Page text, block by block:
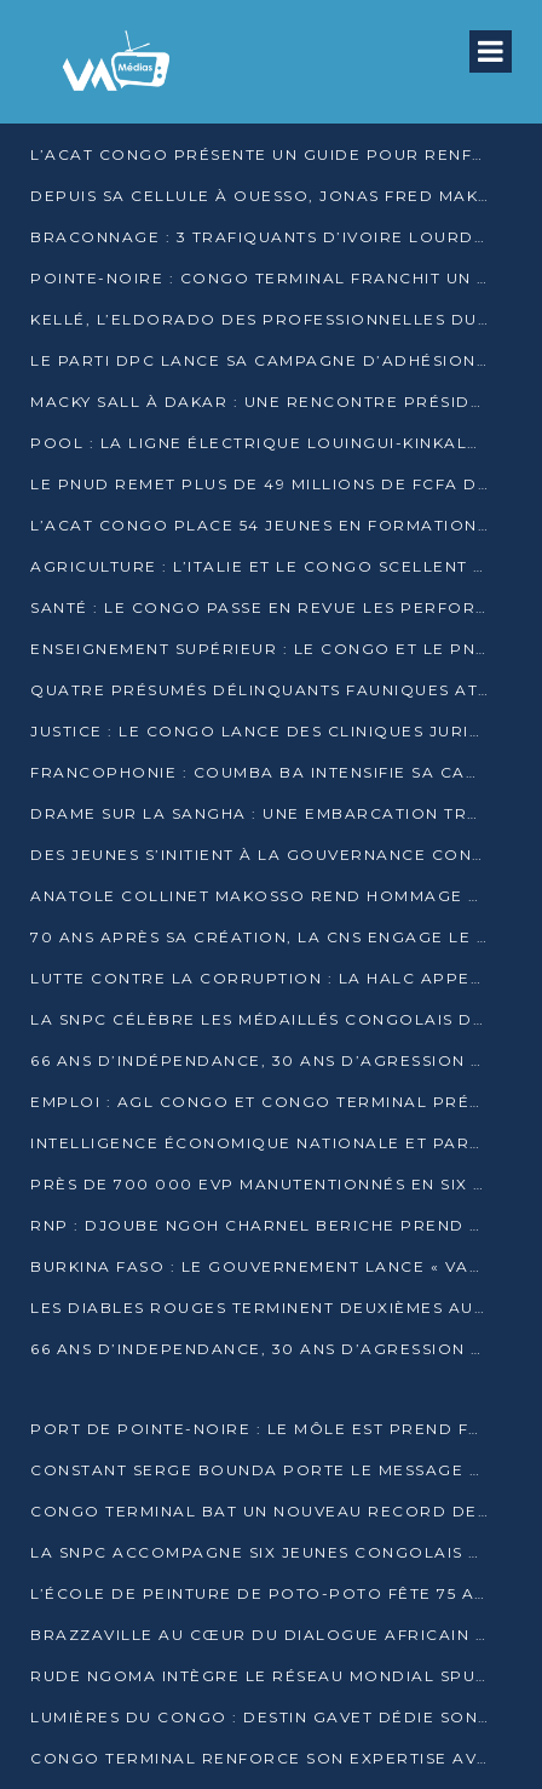
L’ACAT CONGO PRÉSENTE UN GUIDE POUR RENFORCER LES GARANTIES JUDICIAIRES EN GARDE À VUE
DEPUIS SA CELLULE À OUESSO, JONAS FRED MAKITA DÉNONCE CE QU’IL QUALIFIE DE DÉNI DE JUSTICE
BRACONNAGE : 3 TRAFIQUANTS D’IVOIRE LOURDEMENT CONDAMNÉS À DJAMBALA
POINTE-NOIRE : CONGO TERMINAL FRANCHIT UN CAP HISTORIQUE AVEC 99 MOUVEMENTS/HEURE
KELLÉ, L’ELDORADO DES PROFESSIONNELLES DU SEXE
LE PARTI DPC LANCE SA CAMPAGNE D’ADHÉSIONS ET VEUT STRUCTURER SA PRÉSENCE DANS LES 15 DÉPARTEMENTS
MACKY SALL À DAKAR : UNE RENCONTRE PRÉSIDENTIELLE QUI DIVISE L’OPINION SÉNÉGALAISE
POOL : LA LIGNE ÉLECTRIQUE LOUINGUI-KINKALA-BOKO MISE EN SERVICE
LE PNUD REMET PLUS DE 49 MILLIONS DE FCFA D’ÉQUIPEMENTS POUR ACCÉLÉRER LA NUMÉRISATION DU SYSTÈME DE SANTÉ
L’ACAT CONGO PLACE 54 JEUNES EN FORMATION PROFESSIONNELLE
AGRICULTURE : L’ITALIE ET LE CONGO SCELLENT UN PARTENARIAT POUR UNE PRODUCTION LOCALE DURABLE
SANTÉ : LE CONGO PASSE EN REVUE LES PERFORMANCES DE SES HÔPITAUX À MI-PARCOURS
ENSEIGNEMENT SUPÉRIEUR : LE CONGO ET LE PNUD VEULENT RAPPROCHER LA FORMATION UNIVERSITAIRE DES BESOINS DU MARCHÉ DE L’EMPLOI
QUATRE PRÉSUMÉS DÉLINQUANTS FAUNIQUES ATTENDUS DEVANT LA JUSTICE POUR TRAFIC D’IVOIRE
JUSTICE : LE CONGO LANCE DES CLINIQUES JURIDIQUES POUR RAPPROCHER LE DROIT DES CITOYENS
FRANCOPHONIE : COUMBA BA INTENSIFIE SA CAMPAGNE POUR LA SUCCESSION À LA TÊTE DE L’OIF
DRAME SUR LA SANGHA : UNE EMBARCATION TRANSPORTANT DES FIDÈLES DE « NZAMBÉ YA L’HUILE » FAIT NAUFRAGE À OUESSO
DES JEUNES S’INITIENT À LA GOUVERNANCE CONTINENTALE À BRAZZAVILLE
ANATOLE COLLINET MAKOSSO REND HOMMAGE À JEAN-PAUL PIGASSE
70 ANS APRÈS SA CRÉATION, LA CNS ENGAGE LE VIRAGE DE LA DIGITALISATION
LUTTE CONTRE LA CORRUPTION : LA HALC APPELLE À PASSER DES DISCOURS AUX ACTES
LA SNPC CÉLÈBRE LES MÉDAILLÉS CONGOLAIS DES OLYMPIADES PANAFRICAINES DE MATHÉMATIQUES 2026
66 ANS D’INDÉPENDANCE, 30 ANS D’AGRESSION RWANDAISE : 4 PRÉSIDENCES, UN ÉCHEC COLLECTIF
EMPLOI : AGL CONGO ET CONGO TERMINAL PRÉSÉLECTIONNENT PLUS DE 70 JEUNES À POINTE-NOIRE
INTELLIGENCE ÉCONOMIQUE NATIONALE ET PARTENARIATS INTERNATIONAUX : VERS UNE DOCTRINE SOUVERAINE DE SÉCURITÉ ÉCONOMIQUE
PRÈS DE 700 000 EVP MANUTENTIONNÉS EN SIX MOIS PAR CONGO TERMINAL
RNP : DJOUBE NGOH CHARNEL BERICHE PREND LES RÊNES DU PARTI
BURKINA FASO : LE GOUVERNEMENT LANCE « VACANCES UTILES 2026 » POUR FORMER LES ÉLÈVES À 15 MÉTIERS
LES DIABLES ROUGES TERMINENT DEUXIÈMES AU CHAMPIONNAT D’AFRIQUE ZONE 3
66 ANS D’INDEPENDANCE, 30 ANS D’AGRESSION RWAN DAISE : 4 PRESIDENCES, UN ECHEC COLLECTIF
PORT DE POINTE-NOIRE : LE MÔLE EST PREND FORME ET VISE LES GÉANTS DES MERS
CONSTANT SERGE BOUNDA PORTE LE MESSAGE DE COMPASSION DE DENIS SASSOU NGUESSO EN IRAN
CONGO TERMINAL BAT UN NOUVEAU RECORD DE PRODUCTIVITÉ AU PORT DE POINTE-NOIRE
LA SNPC ACCOMPAGNE SIX JEUNES CONGOLAIS AUX OLYMPIADES PANAFRICAINES DE MATHÉMATIQUES
L’ÉCOLE DE PEINTURE DE POTO-POTO FÊTE 75 ANS AU SERVICE DE L’ART CONGOLAIS
BRAZZAVILLE AU CŒUR DU DIALOGUE AFRICAIN SUR LES OBJECTIFS DE DÉVELOPPEMENT DURABLE
RUDE NGOMA INTÈGRE LE RÉSEAU MONDIAL SPUTNIK PRO APRÈS UNE FORMATION À MOSCOU
LUMIÈRES DU CONGO : DESTIN GAVET DÉDIE SON PRIX À L’UNITÉ NATIONALE ET À LA JEUNESSE
CONGO TERMINAL RENFORCE SON EXPERTISE AVEC NEUF NOUVEAUX FORMATEURS EN ENGINS PORTUAIRES